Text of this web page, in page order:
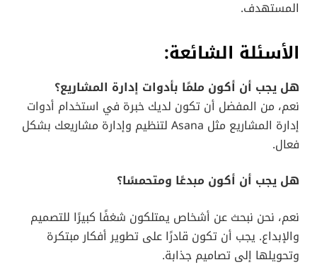
المستهدف.
الأسئلة الشائعة:
هل يجب أن أكون ملمًا بأدوات إدارة المشاريع؟
نعم، من المفضل أن تكون لديك خبرة في استخدام أدوات
إدارة المشاريع مثل Asana لتنظيم وإدارة مشاريعك بشكل
فعال.
هل يجب أن أكون مبدعًا ومتحمسًا؟
نعم، نحن نبحث عن أشخاص يمتلكون شغفًا كبيرًا للتصميم
والإبداع. يجب أن تكون قادرًا على تطوير أفكار مبتكرة
وتحويلها إلى تصاميم جذابة.